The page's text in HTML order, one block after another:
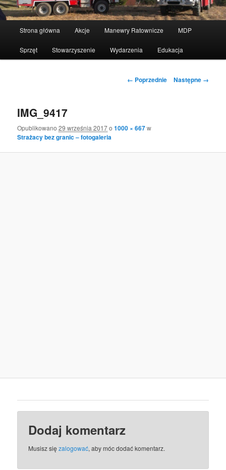
Przeskocz
do
Strona główna Akcje Manewry Ratownicze MDP
Sprzęt Stowarzyszenie Wydarzenia Edukacja
Nawigacja
← Poprzednie Następne →
IMG_9417
Opublikowano 29 września 2017o1000 × 667w
Strażacy bez granic – fotogaleria
Dodaj komentarz
Musisz sięzalogować, aby móc dodać komentarz.